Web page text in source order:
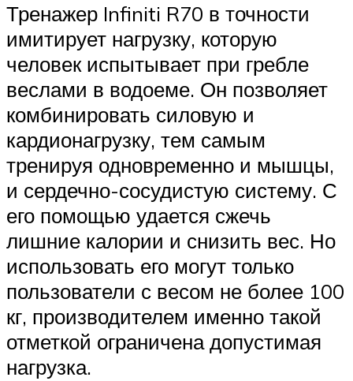
Тренажер Infiniti R70 в точности
имитирует нагрузку, которую
человек испытывает при гребле
веслами в водоеме. Он позволяет
комбинировать силовую и
кардионагрузку, тем самым
тренируя одновременно и мышцы,
и сердечно-сосудистую систему. С
его помощью удается сжечь
лишние калории и снизить вес. Но
использовать его могут только
пользователи с весом не более 100
кг, производителем именно такой
отметкой ограничена допустимая
нагрузка.